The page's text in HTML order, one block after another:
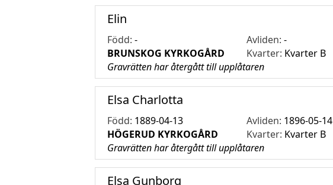
Elin
Född: - Avliden:-
BRUNSKOG KYRKOGÅRD
Kvarter: Kvarter B
Gravrätten har återgått till upplåtaren
Elsa Charlotta
Född: 1889-04-13 Avliden: 1896-05-14
HÖGERUD KYRKOGÅRD
Kvarter: Kvarter B
Gravrätten har återgått till upplåtaren
Elsa Gunborg